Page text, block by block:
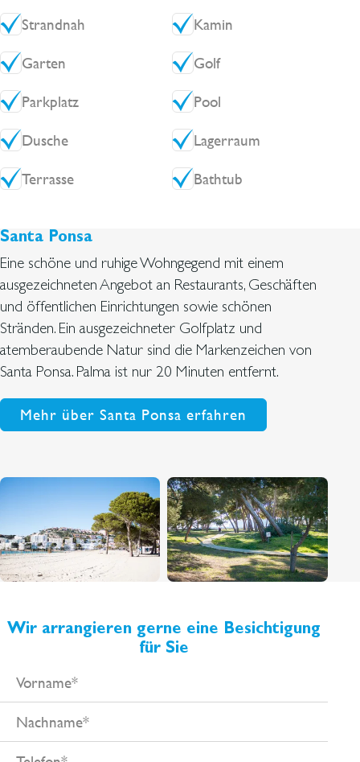
Strandnah Kamin
Garten Golf
Parkplatz Pool
Dusche Lagerraum
Terrasse Bathtub
Santa Ponsa
Eine schöne und ruhige Wohngegend mit einem
ausgezeichneten Angebot an Restaurants, Geschäften
und öffentlichen Einrichtungen sowie schönen
Stränden. Ein ausgezeichneter Golfplatz und
atemberaubende Natur sind die Markenzeichen von
Santa Ponsa. Palma ist nur 20 Minuten entfernt.
Mehr über Santa Ponsa erfahren
Wir arrangieren gerne eine Besichtigung
für Sie